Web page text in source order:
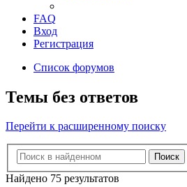
FAQ
Вход
Регистрация
Список форумов
Темы без ответов
Перейти к расширенному поиску
Поиск
Найдено 75 результатов